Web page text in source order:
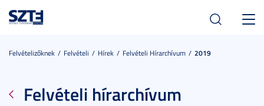
Felvételizőknek Felvételi Hírek Felvételi Hírarchívum 2019
Felvételi hírarchívum